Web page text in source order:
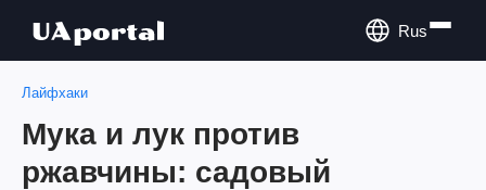
Rus
Лайфхаки
Мука и лук против
ржавчины: садовый